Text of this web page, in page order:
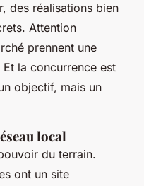
des réalisations bien
Attention
prennent une
la concurrence est
objectif, mais un
local
du terrain.
ont un site